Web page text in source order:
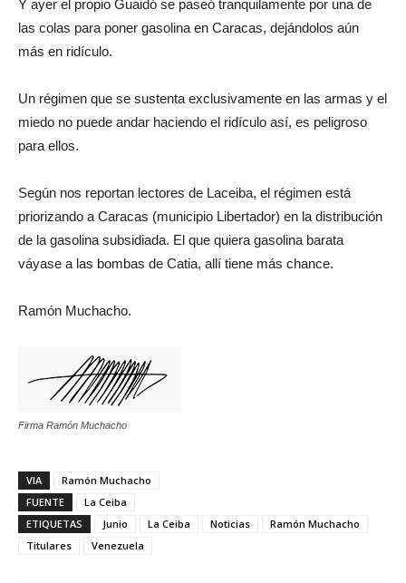
Y ayer el propio Guaidó se paseó tranquilamente por una de
las colas para poner gasolina en Caracas, dejándolos aún
más en ridículo.
Un régimen que se sustenta exclusivamente en las armas y el
miedo no puede andar haciendo el ridículo así, es peligroso
para ellos.
Según nos reportan lectores de Laceiba, el régimen está
priorizando a Caracas (municipio Libertador) en la distribución
de la gasolina subsidiada. El que quiera gasolina barata
váyase a las bombas de Catia, allí tiene más chance.
Ramón Muchacho.
Firma Ramón Muchacho
VIA
Ramón Muchacho
FUENTE
La Ceiba
ETIQUETAS
Junio La Ceiba Noticias
Ramón Muchacho
Titulares
Venezuela